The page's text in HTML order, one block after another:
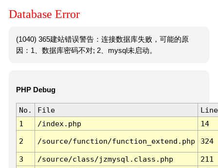
Database Error
(1040) 365建站错误警告：连接数据库失败，可能的原
因：1、数据库密码不对; 2、mysql未启动。
PHP Debug
No. File
Line
1
/index.php 14
2 /source/function/function_extend.php 324
3 /source/class/jzmysql.class.php
211